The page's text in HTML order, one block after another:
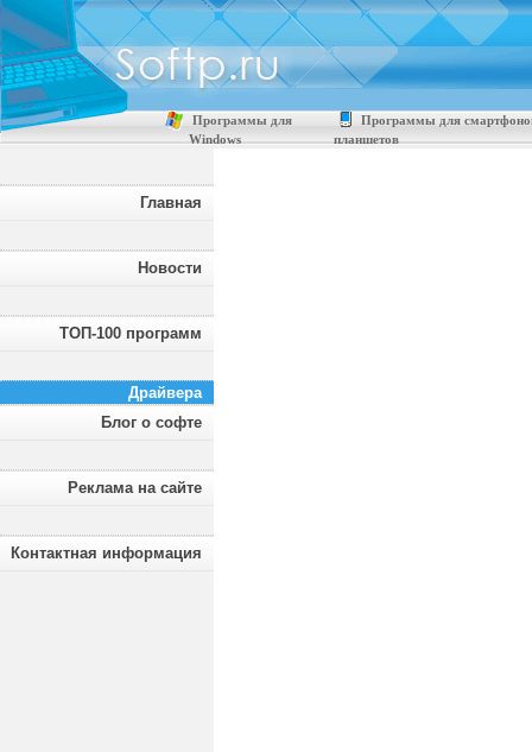
Программы для
Windows
Программы для
планшетов
Главная
Новости
ТОП-100 программ
Драйвера
Блог о софте
Реклама на сайте
Контактная информация